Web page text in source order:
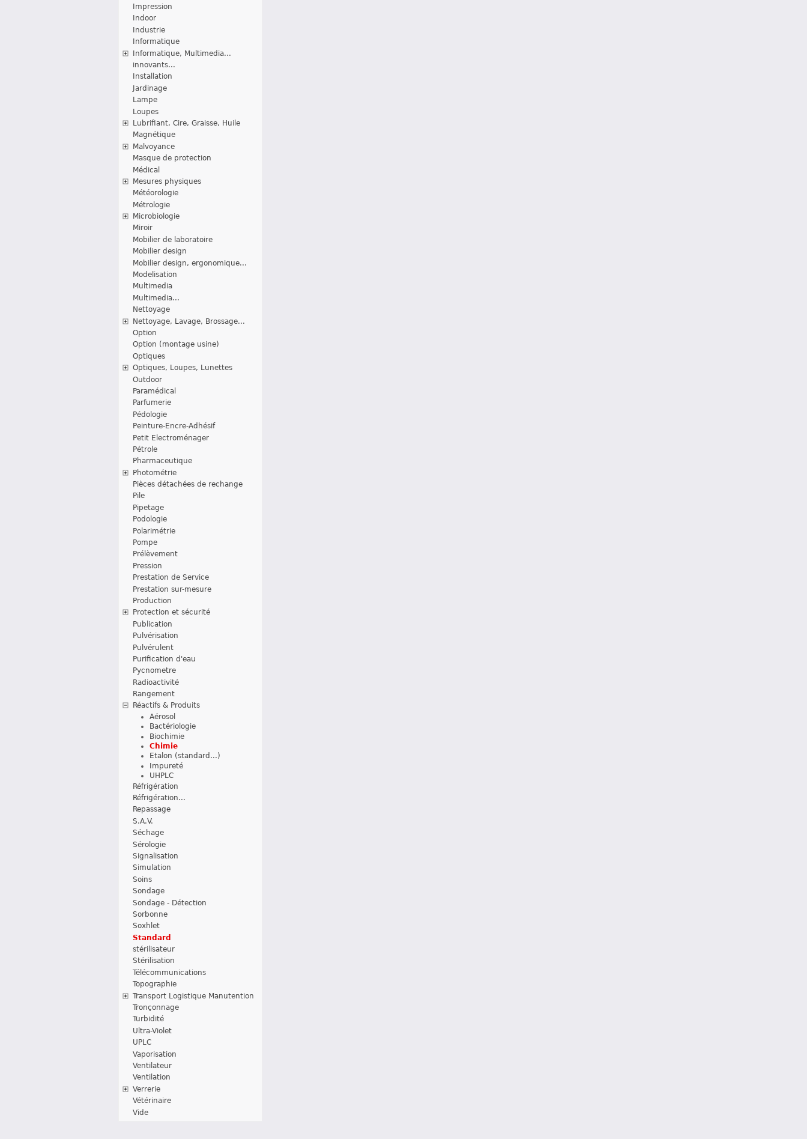
Impression
Indoor
Industrie
Informatique
Informatique, Multimedia...
innovants...
Installation
Jardinage
Lampe
Loupes
Lubrifiant, Cire, Graisse, Huile
Magnétique
Malvoyance
Masque de protection
Médical
Mesures physiques
Météorologie
Métrologie
Microbiologie
Miroir
Mobilier de laboratoire
Mobilier design
Mobilier design, ergonomique...
Modelisation
Multimedia
Multimedia...
Nettoyage
Nettoyage, Lavage, Brossage...
Option
Option (montage usine)
Optiques
Optiques, Loupes, Lunettes
Outdoor
Paramédical
Parfumerie
Pédologie
Peinture-Encre-Adhésif
Petit Electroménager
Pétrole
Pharmaceutique
Photométrie
Pièces détachées de rechange
Pile
Pipetage
Podologie
Polarimétrie
Pompe
Prélèvement
Pression
Prestation de Service
Prestation sur-mesure
Production
Protection et sécurité
Publication
Pulvérisation
Pulvérulent
Purification d'eau
Pycnometre
Radioactivité
Rangement
Réactifs & Produits
Aérosol
Bactériologie
Biochimie
Chimie
Etalon (standard...)
Impureté
UHPLC
Réfrigération
Réfrigération...
Repassage
S.A.V.
Séchage
Sérologie
Signalisation
Simulation
Soins
Sondage
Sondage - Détection
Sorbonne
Soxhlet
Standard
stérilisateur
Stérilisation
Télécommunications
Topographie
Transport Logistique Manutention
Tronçonnage
Turbidité
Ultra-Violet
UPLC
Vaporisation
Ventilateur
Ventilation
Verrerie
Vétérinaire
Vide